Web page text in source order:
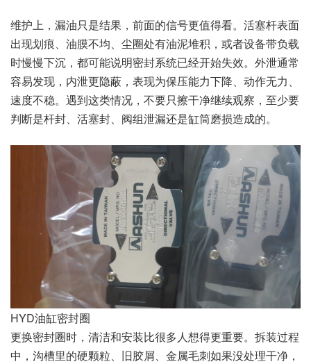
维护上，漏油只是结果，前面的信号更值得看。活塞杆表面
出现划痕、油膜不均、尘圈处有油泥堆积，或者设备带负载
时慢慢下沉，都可能说明密封系统已经开始失效。外泄通常
容易发现，内泄更隐蔽，表现为保压能力下降、动作无力、
速度不稳。遇到这类情况，不要只擦干净继续观察，至少要
判断是杆封、活塞封、阀组泄漏还是缸筒磨损造成的。
HYD油缸密封圈
更换密封圈时，清洁和安装比很多人想得更重要。拆装过程
中，沟槽里的硬颗粒、旧胶屑、金属毛刺如果没处理干净，